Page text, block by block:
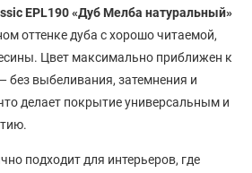
EPL190 «Дуб Мелба натуральный»
оттенке дуба с хорошо читаемой,
Цвет максимально приближен к
без выбеливания, затемнения и
делает покрытие универсальным и
подходит для интерьеров, где